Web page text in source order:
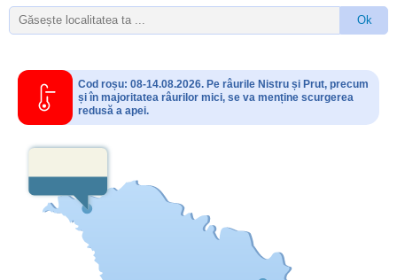
Cod roșu: 08-14.08.2026. Pe râurile Nistru și Prut, precum
și în majoritatea râurilor mici, se va menține scurgerea
redusă a apei.